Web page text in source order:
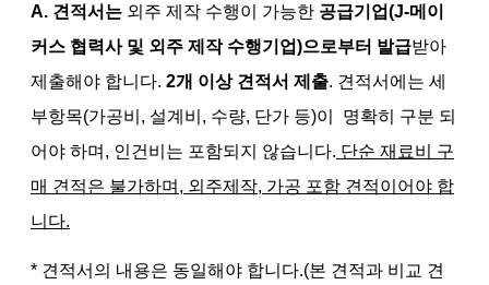
A. 견적서는 외주 제작 수행이 가능한 공급기업(J-메이
커스 협력사 및 외주 제작 수행기업)으로부터 발급받아
제출해야 합니다. 2개 이상 견적서 제출. 견적서에는 세
부항목(가공비, 설계비, 수량, 단가 등)이 명확히 구분 되
어야 하며, 인건비는 포함되지 않습니다. 단순 재료비 구
매 견적은 불가하며, 외주제작, 가공 포함 견적이어야 합
니다.
* 견적서의 내용은 동일해야 합니다.(본 견적과 비교 견